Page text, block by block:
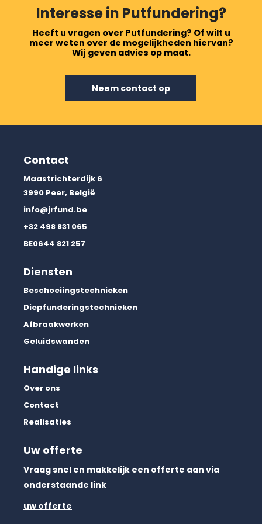
Interesse in Putfundering?
Heeft u vragen over Putfundering? Of wilt u
meer weten over de mogelijkheden hiervan?
Wij geven advies op maat.
Neem contact op
Contact
Maastrichterdijk 6
3990 Peer, België
info@jrfund.be
+32 498 831 065
BE0644 821 257
Diensten
Beschoeiingstechnieken
Diepfunderingstechnieken
Afbraakwerken
Geluidswanden
Handige links
Over ons
Contact
Realisaties
Uw offerte
Vraag snel en makkelijk een offerte aan via
onderstaande link
uw offerte